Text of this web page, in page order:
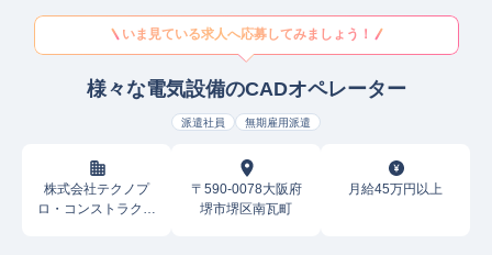
いま見ている求人へ応募してみましょう！
様々な電気設備のCADオペレーター
派遣社員 無期雇用派遣
株式会社テクノプ
ロ・コンストラクシ
〒590-0078大阪府
堺市堺区南瓦町
月給45万円以上